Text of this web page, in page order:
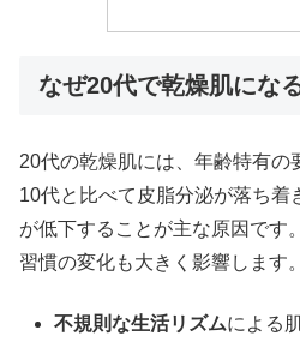
なぜ20代で乾燥肌にな
20代の乾燥肌には、年齢特有の
10代と比べて皮脂分泌が落ち着
が低下することが主な原因です
習慣の変化も大きく影響します。
不規則な生活リズムによる